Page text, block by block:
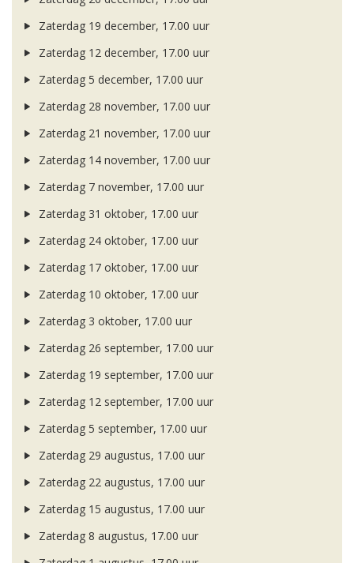
Zaterdag 19 december, 17.00 uur
Zaterdag 12 december, 17.00 uur
Zaterdag 5 december, 17.00 uur
Zaterdag 28 november, 17.00 uur
Zaterdag 21 november, 17.00 uur
Zaterdag 14 november, 17.00 uur
Zaterdag 7 november, 17.00 uur
Zaterdag 31 oktober, 17.00 uur
Zaterdag 24 oktober, 17.00 uur
Zaterdag 17 oktober, 17.00 uur
Zaterdag 10 oktober, 17.00 uur
Zaterdag 3 oktober, 17.00 uur
Zaterdag 26 september, 17.00 uur
Zaterdag 19 september, 17.00 uur
Zaterdag 12 september, 17.00 uur
Zaterdag 5 september, 17.00 uur
Zaterdag 29 augustus, 17.00 uur
Zaterdag 22 augustus, 17.00 uur
Zaterdag 15 augustus, 17.00 uur
Zaterdag 8 augustus, 17.00 uur